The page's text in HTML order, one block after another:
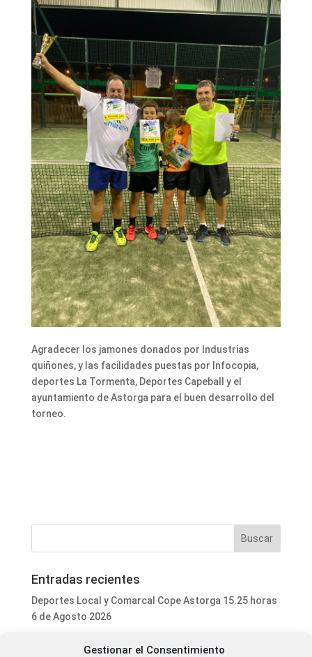
Gestionar el Consentimiento
Agradecer los jamones donados por Industrias
quiñones, y las facilidades puestas por Infocopia,
deportes La Tormenta, Deportes Capeball y el
ayuntamiento de Astorga para el buen desarrollo del
torneo.
Entradas recientes
Deportes Local y Comarcal Cope Astorga 15.25 horas
6 de Agosto 2026